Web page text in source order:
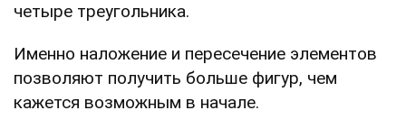
четыре треугольника.
Именно наложение и пересечение элементов
позволяют получить больше фигур, чем
кажется возможным в начале.